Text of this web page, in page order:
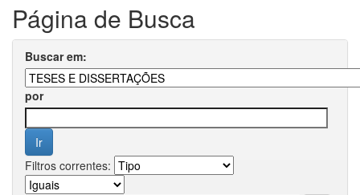
Página de Busca
Buscar em:
por
Filtros correntes: